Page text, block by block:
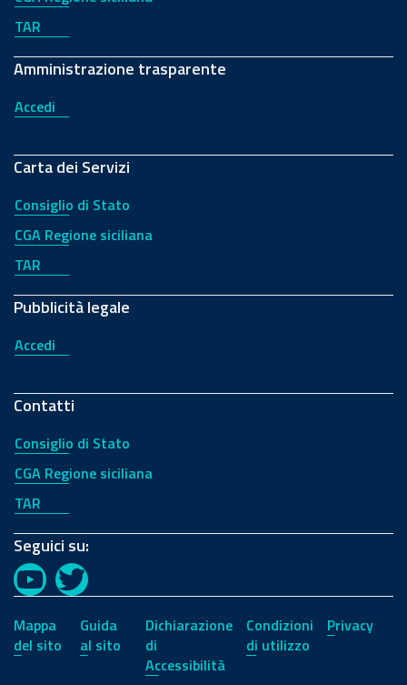
TAR
Amministrazione trasparente
Accedi
Carta dei Servizi
Consiglio di Stato
CGA Regione siciliana
TAR
Pubblicità legale
Accedi
Contatti
Consiglio di Stato
CGA Regione siciliana
TAR
Seguici su:
YouTubeTwitter
Mappa
del sito
Guida
al sito
Dichiarazione
di
Accessibilità
Condizioni
di utilizzo
Privacy